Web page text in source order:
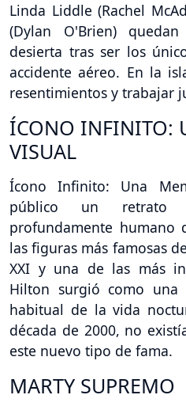
Linda Liddle (Rachel
(Dylan O'Brien)
desierta tras ser los
accidente aéreo. En la
resentimientos y trabajar
ÍCONO INFINITO:
VISUAL
Ícono Infinito: Una
público un retrato
profundamente humano
las figuras más famosas
XXI y una de las más
Hilton surgió como
habitual de la vida
década de 2000, no
este nuevo tipo de fama.
MARTY SUPREMO